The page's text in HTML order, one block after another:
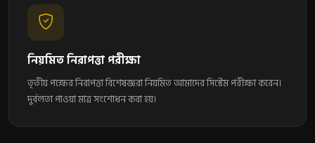
নিয়মিত নিরাপত্তা পরীক্ষা
তৃতীয় পক্ষের নিরাপত্তা বিশেষজ্ঞরা নিয়মিত আমাদের সিস্টেম পরীক্ষা করেন।
দুর্বলতা পাওয়া মাত্র সংশোধন করা হয়।